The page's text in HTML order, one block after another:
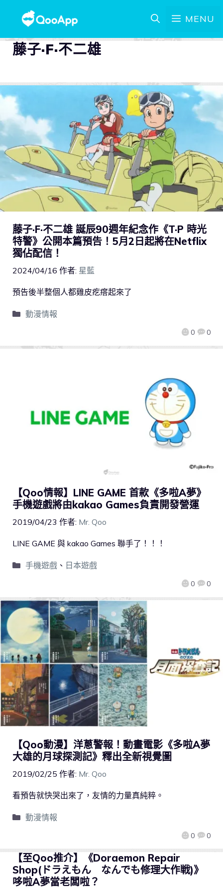
MENU
藤子·F·不二雄
藤子·F·不二雄 誕辰90週年紀念作《T·P 時光
特警》公開本篇預告！5月2日起將在Netflix
獨佔配信！
2024/04/16 作者: 星藍
0 0
預告後半整個人都雞皮疙瘩起來了
動漫情報
【Qoo情報】LINE GAME 首款《多啦A夢》
手機遊戲將由kakao Games負責開發營運
2019/04/23 作者: Mr. Qoo
0 0
LINE GAME 與 kakao Games 聯手了！！！
手機遊戲、 日本遊戲
【Qoo動漫】洋蔥警報！動畫電影《多啦A夢
大雄的月球探測記》釋出全新視覺圖
2019/02/25 作者: Mr. Qoo
0 0
看預告就快哭出來了，友情的力量真純粹。
動漫情報
【至Qoo推介】《Doraemon Repair
Shop(ドラえもん なんでも修理大作戦)》
哆啦A夢當老闆啦？